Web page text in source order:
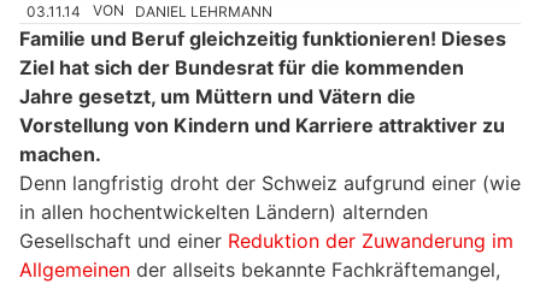
03.11.14 VON DANIEL LEHRMANN
Familie und Beruf gleichzeitig funktionieren! Dieses
Ziel hat sich der Bundesrat für die kommenden
Jahre gesetzt, um Müttern und Vätern die
Vorstellung von Kindern und Karriere attraktiver zu
machen.
Denn langfristig droht der Schweiz aufgrund einer (wie
in allen hochentwickelten Ländern) alternden
Gesellschaft und einer Reduktion der Zuwanderung im
Allgemeinen der allseits bekannte Fachkräftemangel,